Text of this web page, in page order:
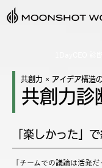
共創力 × アイデア構造
共創力診
「楽しかった」
「チームでの議論は活発